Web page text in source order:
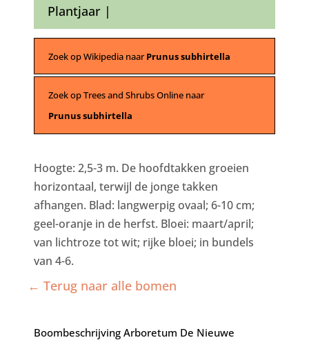
Plantjaar |
Zoek op Wikipedia naarPrunus subhirtella
Zoek op Trees and Shrubs Online naar
Prunus subhirtella
Hoogte: 2,5-3 m. De hoofdtakken groeien
horizontaal, terwijl de jonge takken
afhangen. Blad: langwerpig ovaal; 6-10 cm;
geel-oranje in de herfst. Bloei: maart/april;
van lichtroze tot wit; rijke bloei; in bundels
van 4-6.
← Terug naar alle bomen
Boombeschrijving Arboretum De Nieuwe